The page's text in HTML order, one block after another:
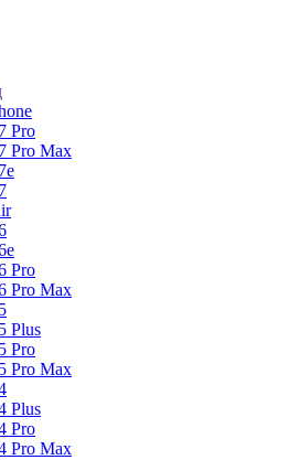
Pro
Pro Max
Pro
Pro Max
Plus
Pro
Pro Max
Plus
Pro
Pro Max